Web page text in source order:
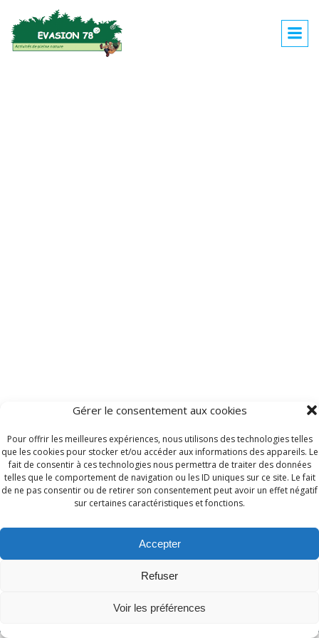
Gérer le consentement aux cookies
Pour offrir les meilleures expériences, nous utilisons des technologies telles
que les cookies pour stocker et/ou accéder aux informations des appareils. Le
fait de consentir à ces technologies nous permettra de traiter des données
telles que le comportement de navigation ou les ID uniques sur ce site. Le fait
de ne pas consentir ou de retirer son consentement peut avoir un effet négatif
sur certaines caractéristiques et fonctions.
Accepter
Refuser
Voir les préférences
Développé parOxton Digital